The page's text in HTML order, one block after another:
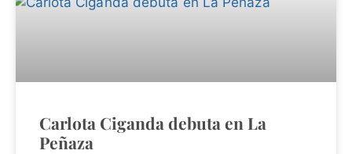
Carlota Ciganda debuta en La
Peñaza